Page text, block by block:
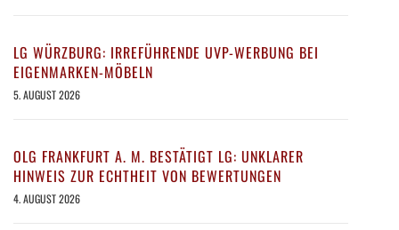
LG WÜRZBURG: IRREFÜHRENDE UVP-WERBUNG BEI
EIGENMARKEN-MÖBELN
5. AUGUST 2026
OLG FRANKFURT A. M. BESTÄTIGT LG: UNKLARER
HINWEIS ZUR ECHTHEIT VON BEWERTUNGEN
4. AUGUST 2026